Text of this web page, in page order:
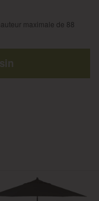
maximale de 88